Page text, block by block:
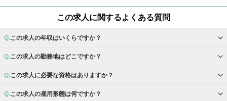
この求人に関するよくある質問
この求人の年収はいくらですか？
この求人の勤務地はどこですか？
この求人に必要な資格はありますか？
この求人の雇用形態は何ですか？